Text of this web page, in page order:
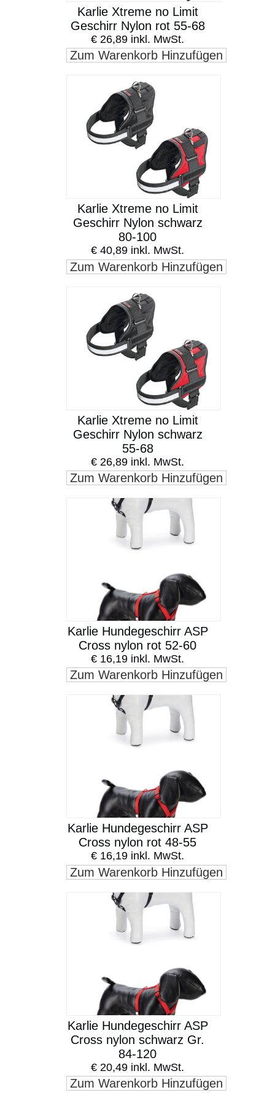
Karlie Xtreme no Limit
Geschirr Nylon rot 55-68
€ 26,89 inkl. MwSt.
Zum Warenkorb Hinzufügen
Karlie Xtreme no Limit
Geschirr Nylon schwarz
80-100
€ 40,89 inkl. MwSt.
Zum Warenkorb Hinzufügen
Karlie Xtreme no Limit
Geschirr Nylon schwarz
55-68
€ 26,89 inkl. MwSt.
Zum Warenkorb Hinzufügen
Karlie Hundegeschirr ASP
Cross nylon rot 52-60
€ 16,19 inkl. MwSt.
Zum Warenkorb Hinzufügen
Karlie Hundegeschirr ASP
Cross nylon rot 48-55
€ 16,19 inkl. MwSt.
Zum Warenkorb Hinzufügen
Karlie Hundegeschirr ASP
Cross nylon schwarz Gr.
84-120
€ 20,49 inkl. MwSt.
Zum Warenkorb Hinzufügen